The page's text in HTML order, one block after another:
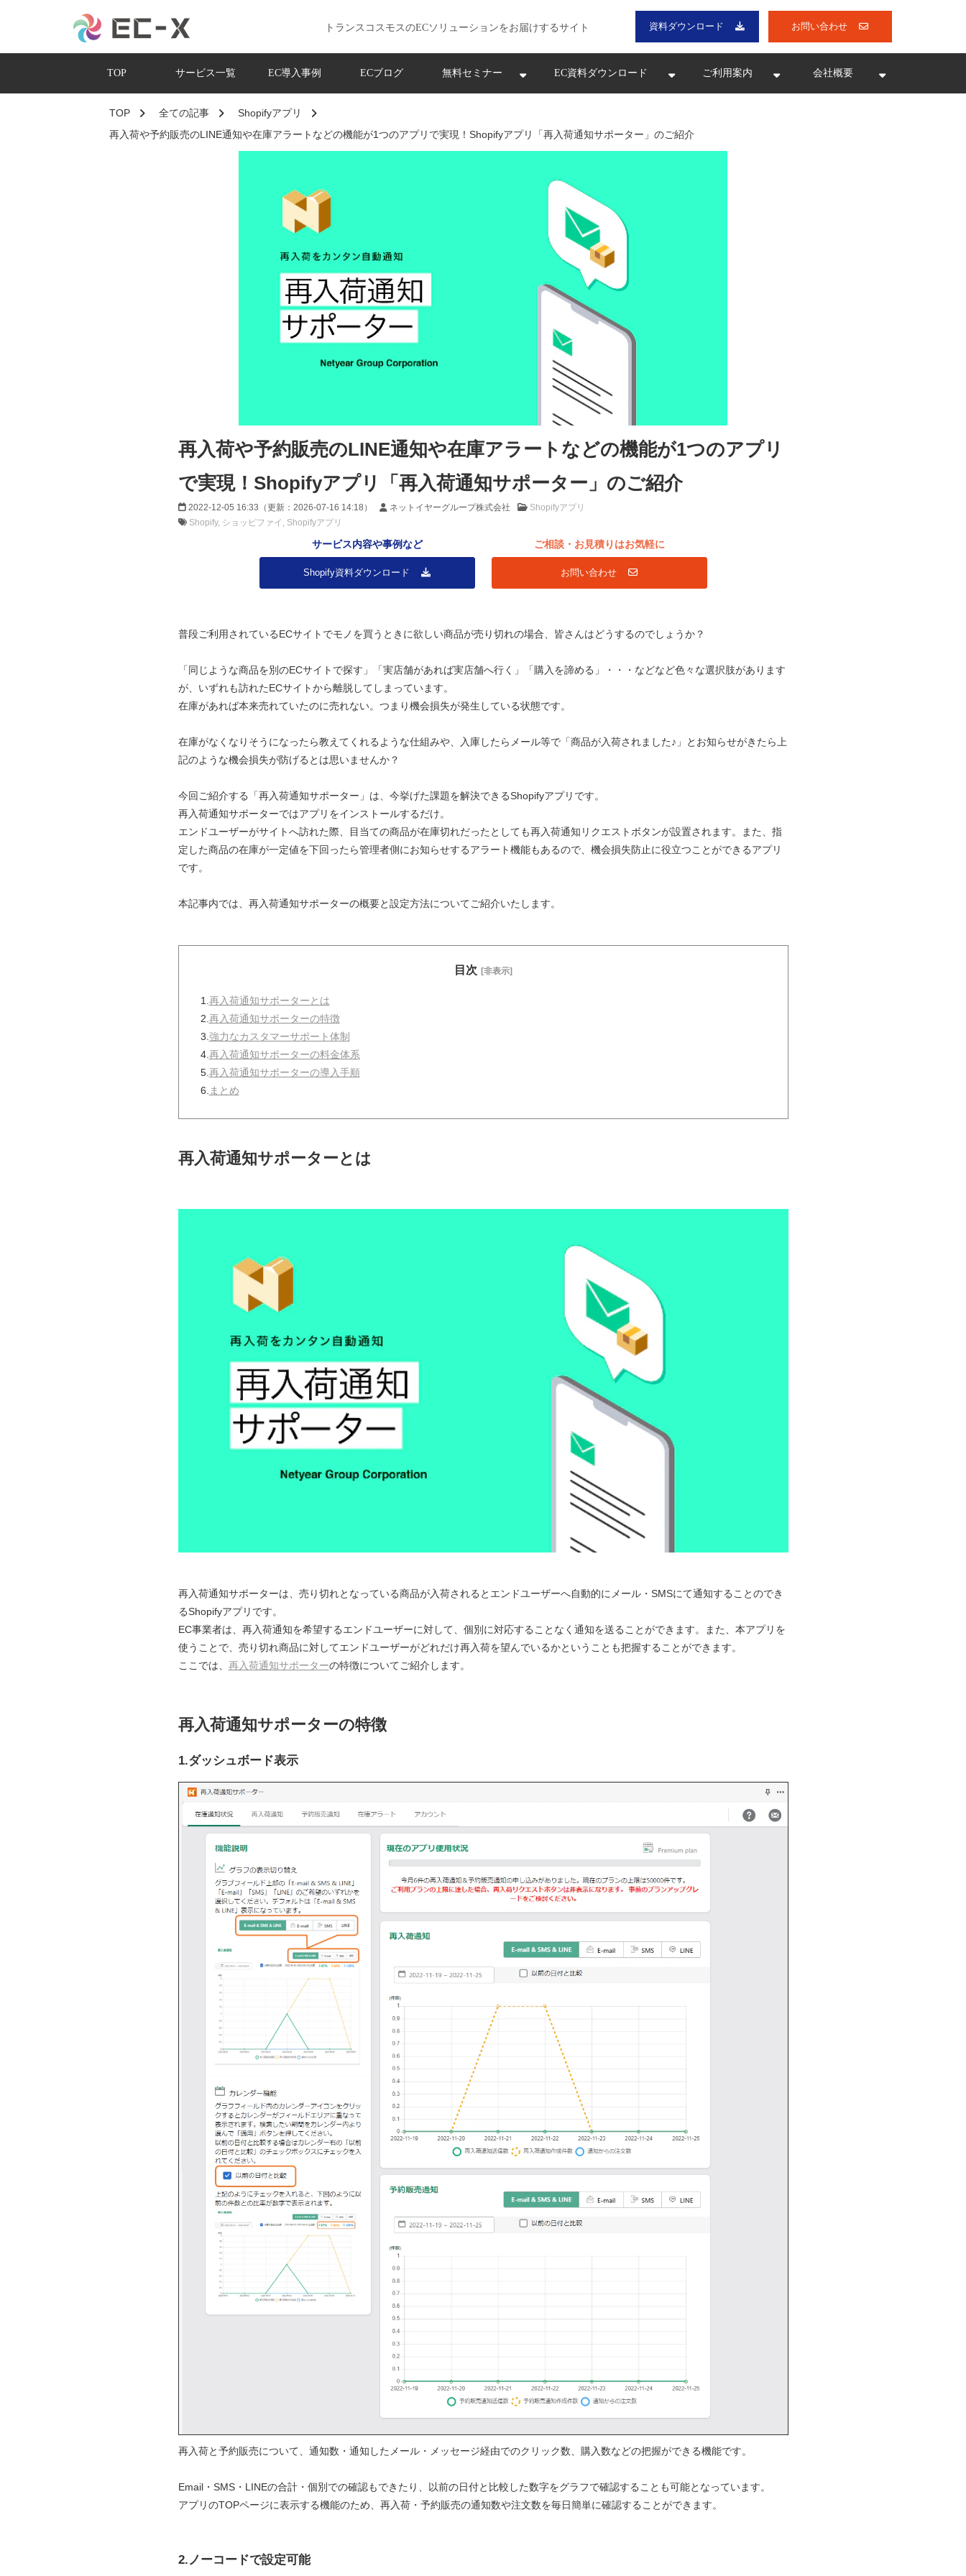
トランスコスモスのECソリューションをお届けするサイト 資料ダウンロード お問い合わせ
TOP サービス一覧 EC導入事例 ECブログ 無料セミナー EC資料ダウンロード ご利用案内 会社概要
TOP 全ての記事
Shopifyアプリ
再入荷や予約販売のLINE通知や在庫アラートなどの機能が1つのアプリで実現！Shopifyアプリ「再入荷通知サポーター」のご紹介
再入荷や予約販売のLINE通知や在庫アラートなどの機能が1つのアプリ
で実現！Shopifyアプリ「再入荷通知サポーター」のご紹介
2022-12-05 16:33 （更新： 2026-07-16 14:18 ） ネットイヤーグループ株式会社
Shopifyアプリ
Shopify
ショッピファイ Shopifyアプリ
サービス内容や事例など
​Shopify資料ダウンロード
ご相談・お見積りはお気軽に
お問い合わせ
普段ご利用されているECサイトでモノを買うときに欲しい商品が売り切れの場合、皆さんはどうするのでしょうか？
「同じような商品を別のECサイトで探す」「実店舗があれば実店舗へ行く」「購入を諦める」・・・などなど色々な選択肢があります
が、いずれも訪れたECサイトから離脱してしまっています。
在庫があれば本来売れていたのに売れない。つまり機会損失が発生している状態です。
在庫がなくなりそうになったら教えてくれるような仕組みや、入庫したらメール等で「商品が入荷されました♪」とお知らせがきたら上
記のような機会損失が防げるとは思いませんか？
今回ご紹介する「再入荷通知サポーター」は、今挙げた課題を解決できるShopifyアプリです。
再入荷通知サポーターではアプリをインストールするだけ。
エンドユーザーがサイトへ訪れた際、目当ての商品が在庫切れだったとしても再入荷通知リクエストボタンが設置されます。また、指
定した商品の在庫が一定値を下回ったら管理者側にお知らせするアラート機能もあるので、機会損失防止に役立つことができるアプリ
です。
本記事内では、再入荷通知サポーターの概要と設定方法についてご紹介いたします。
目次 [非表示]
1. 再入荷通知サポーターとは
2. 再入荷通知サポーターの特徴
3. 強力なカスタマーサポート体制
4. 再入荷通知サポーターの料金体系
5. 再入荷通知サポーターの導入手順
6. まとめ
再入荷通知サポーターとは
再入荷通知サポーターは、売り切れとなっている商品が入荷されるとエンドユーザーへ自動的にメール・SMSにて通知することのでき
るShopifyアプリです。
EC事業者は、再入荷通知を希望するエンドユーザーに対して、個別に対応することなく通知を送ることができます。また、本アプリを
使うことで、売り切れ商品に対してエンドユーザーがどれだけ再入荷を望んでいるかということも把握することができます。
ここでは、 再入荷通知サポーターの特徴についてご紹介します。
再入荷通知サポーターの特徴
1.ダッシュボード表示
再入荷と予約販売について、通知数・通知したメール・メッセージ経由でのクリック数、購入数などの把握ができる機能です。
Email・SMS・LINEの合計・個別での確認もできたり、以前の日付と比較した数字をグラフで確認することも可能となっています。
アプリのTOPページに表示する機能のため、再入荷・予約販売の通知数や注文数を毎日簡単に確認することができます。
2.ノーコードで設定可能